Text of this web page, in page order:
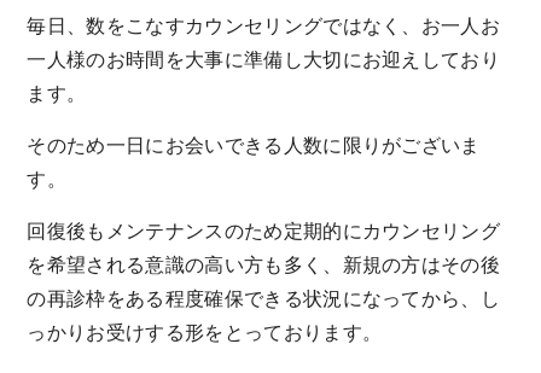
毎日、数をこなすカウンセリングではなく、お一人お
一人様のお時間を大事に準備し大切にお迎えしており
ます。
そのため一日にお会いできる人数に限りがございま
す。
回復後もメンテナンスのため定期的にカウンセリング
を希望される意識の高い方も多く、新規の方はその後
の再診枠をある程度確保できる状況になってから、し
っかりお受けする形をとっております。